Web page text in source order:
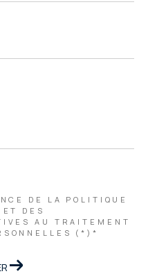
DE LA POLITIQUE
DES
AU TRAITEMENT
(*)*